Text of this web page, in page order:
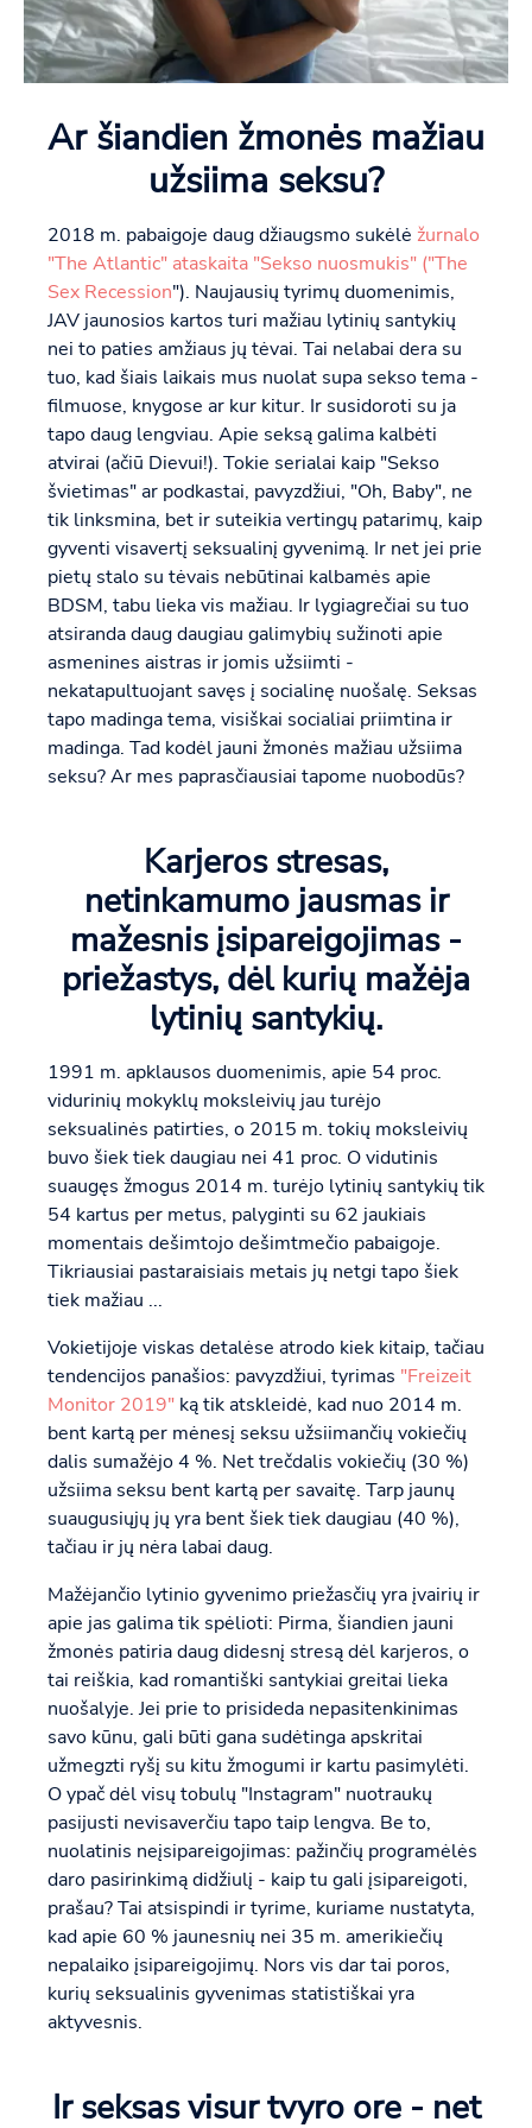
Ar šiandien žmonės mažiau
užsiima seksu?
2018 m. pabaigoje daug džiaugsmo sukėlė žurnalo
"The Atlantic" ataskaita "Sekso nuosmukis" ("The
Sex Recession"). Naujausių tyrimų duomenimis,
JAV jaunosios kartos turi mažiau lytinių santykių
nei to paties amžiaus jų tėvai. Tai nelabai dera su
tuo, kad šiais laikais mus nuolat supa sekso tema -
filmuose, knygose ar kur kitur. Ir susidoroti su ja
tapo daug lengviau. Apie seksą galima kalbėti
atvirai (ačiū Dievui!). Tokie serialai kaip "Sekso
švietimas" ar podkastai, pavyzdžiui, "Oh, Baby", ne
tik linksmina, bet ir suteikia vertingų patarimų, kaip
gyventi visavertį seksualinį gyvenimą. Ir net jei prie
pietų stalo su tėvais nebūtinai kalbamės apie
BDSM, tabu lieka vis mažiau. Ir lygiagrečiai su tuo
atsiranda daug daugiau galimybių sužinoti apie
asmenines aistras ir jomis užsiimti -
nekatapultuojant savęs į socialinę nuošalę. Seksas
tapo madinga tema, visiškai socialiai priimtina ir
madinga. Tad kodėl jauni žmonės mažiau užsiima
seksu? Ar mes paprasčiausiai tapome nuobodūs?
Karjeros stresas,
netinkamumo jausmas ir
mažesnis įsipareigojimas -
priežastys, dėl kurių mažėja
lytinių santykių.
1991 m. apklausos duomenimis, apie 54 proc.
vidurinių mokyklų moksleivių jau turėjo
seksualinės patirties, o 2015 m. tokių moksleivių
buvo šiek tiek daugiau nei 41 proc. O vidutinis
suaugęs žmogus 2014 m. turėjo lytinių santykių tik
54 kartus per metus, palyginti su 62 jaukiais
momentais dešimtojo dešimtmečio pabaigoje.
Tikriausiai pastaraisiais metais jų netgi tapo šiek
tiek mažiau ...
Vokietijoje viskas detalėse atrodo kiek kitaip, tačiau
tendencijos panašios: pavyzdžiui, tyrimas "Freizeit
Monitor 2019" ką tik atskleidė, kad nuo 2014 m.
bent kartą per mėnesį seksu užsiimančių vokiečių
dalis sumažėjo 4 %. Net trečdalis vokiečių (30 %)
užsiima seksu bent kartą per savaitę. Tarp jaunų
suaugusiųjų jų yra bent šiek tiek daugiau (40 %),
tačiau ir jų nėra labai daug.
Mažėjančio lytinio gyvenimo priežasčių yra įvairių ir
apie jas galima tik spėlioti: Pirma, šiandien jauni
žmonės patiria daug didesnį stresą dėl karjeros, o
tai reiškia, kad romantiški santykiai greitai lieka
nuošalyje. Jei prie to prisideda nepasitenkinimas
savo kūnu, gali būti gana sudėtinga apskritai
užmegzti ryšį su kitu žmogumi ir kartu pasimylėti.
O ypač dėl visų tobulų "Instagram" nuotraukų
pasijusti nevisaverčiu tapo taip lengva. Be to,
nuolatinis neįsipareigojimas: pažinčių programėlės
daro pasirinkimą didžiulį - kaip tu gali įsipareigoti,
prašau? Tai atsispindi ir tyrime, kuriame nustatyta,
kad apie 60 % jaunesnių nei 35 m. amerikiečių
nepalaiko įsipareigojimų. Nors vis dar tai poros,
kurių seksualinis gyvenimas statistiškai yra
aktyvesnis.
Ir seksas visur tvyro ore - net